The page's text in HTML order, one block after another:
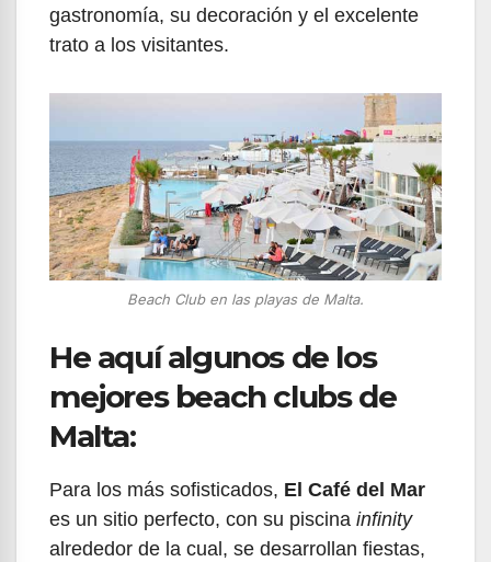
gastronomía, su decoración y el excelente
trato a los visitantes.
Beach Cluben las playas de Malta.
He aquí algunos de los
mejores beach clubs de
Malta:
Para los más sofisticados, El Café del Mar
es un sitio perfecto, con su piscina infinity
alrededor de la cual, se desarrollan fiestas,